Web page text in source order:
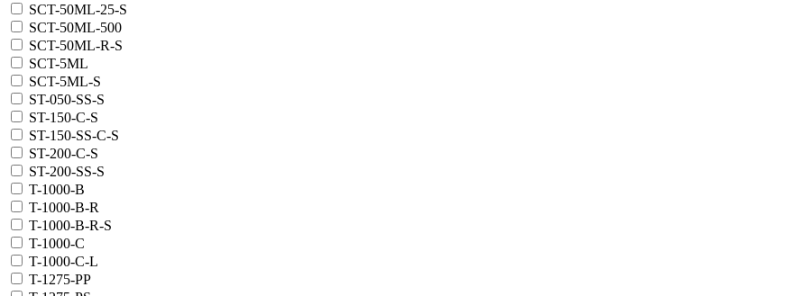
SCT-50ML-25-S
SCT-50ML-500
SCT-50ML-R-S
SCT-5ML
SCT-5ML-S
ST-050-SS-S
ST-150-C-S
ST-150-SS-C-S
ST-200-C-S
ST-200-SS-S
T-1000-B
T-1000-B-R
T-1000-B-R-S
T-1000-C
T-1000-C-L
T-1275-PP